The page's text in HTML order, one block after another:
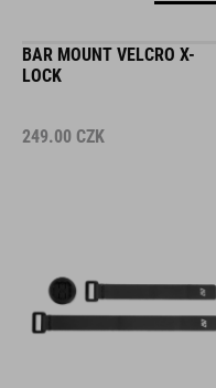
BAR MOUNT VELCRO X-
LOCK
249.00 CZK